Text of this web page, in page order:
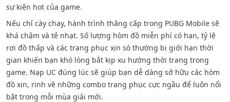
sự kiện hot của game.
Nếu chỉ cày chay, hành trình thăng cấp trong PUBG Mobile sẽ
khá chậm và tẻ nhạt. Số lượng hòm đồ miễn phí có hạn, tỷ lệ
rơi đồ thấp và các trang phục xịn sò thường bị giới hạn thời
gian khiến bạn khó lòng bắt kịp xu hướng thời trang trong
game. Nạp UC đúng lúc sẽ giúp bạn dễ dàng sở hữu các hòm
đồ xịn, rinh về những combo trang phục cực ngầu để luôn nổi
bật trong mỗi mùa giải mới.